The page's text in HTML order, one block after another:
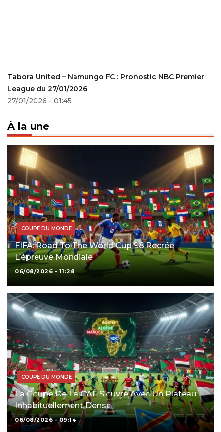
Tabora United – Namungo FC : Pronostic NBC Premier
League du 27/01/2026
27/01/2026 - 01:45
À la une
COUPE DU MONDE
FIFA: Road To The World Cup 98 Recrée
L’épreuve Mondiale
06/08/2026 - 11:28
COUPE DU MONDE
La Coupe De La CAF S’ouvre Avec Un Plateau
Inhabituellement Dense
06/08/2026 - 09:14